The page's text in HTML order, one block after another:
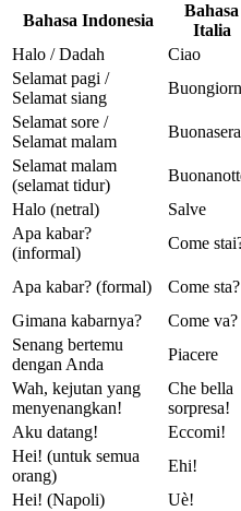
Bahasa Indonesia
Bahasa
Italia
Halo / Dadah
Ciao
Selamat pagi /
Selamat siang
Selamat sore /
Selamat malam
Buonasera
Selamat malam
(selamat tidur)
Halo (netral)
Salve
Apa kabar?
(informal)
Come
Apa kabar? (formal) Come sta?
Gimana kabarnya?
Come va?
Senang bertemu
dengan Anda
Piacere
Wah, kejutan yang
menyenangkan!
Che bella
sorpresa!
Aku datang!
Eccomi!
Hei! (untuk semua
orang)
Ehi!
Hei! (Napoli)
Uè!